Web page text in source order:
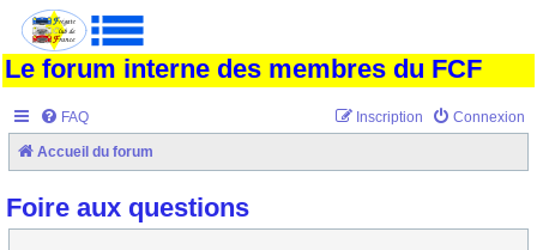
Le forum interne des membres du FCF
FAQ Connexion
Inscription
Accueil du forum
Foire aux questions